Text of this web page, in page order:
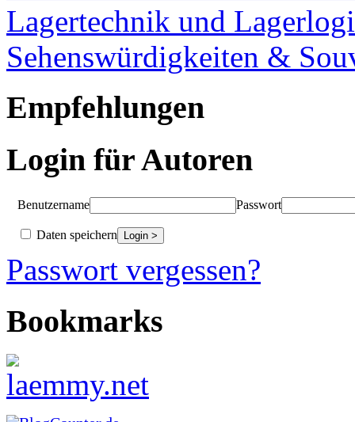
Lagertechnik und
Sehenswürdigkeiten &
Empfehlungen
Login für Autoren
Benutzername Passwort
Daten speichern
Passwort vergessen?
Bookmarks